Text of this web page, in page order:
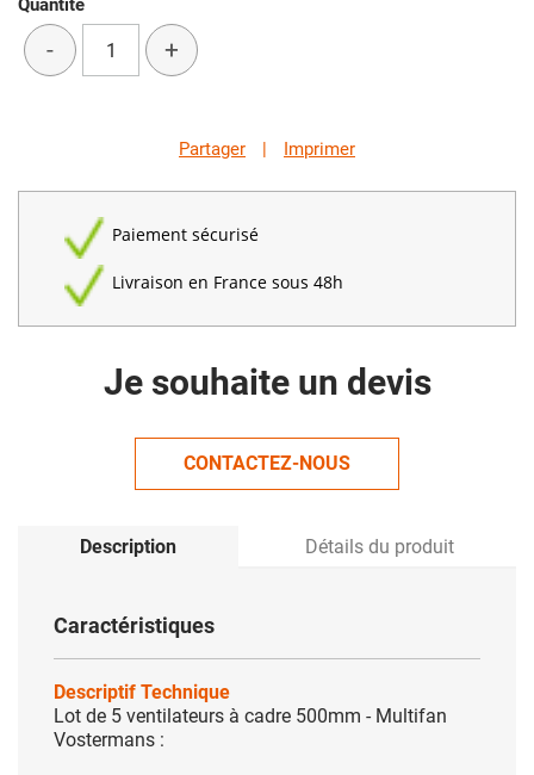
Quantité
- +
Partager | Imprimer
Paiement sécurisé
Livraison en France sous 48h
Je souhaite un devis
CONTACTEZ-NOUS
Description Détails du produit
Caractéristiques
Descriptif Technique
Lot de 5 ventilateurs à cadre 500mm - Multifan
Vostermans :